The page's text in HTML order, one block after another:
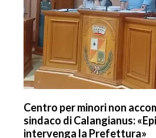
Centro per minori non
sindaco di Calangianus:
intervenga la Prefettura»